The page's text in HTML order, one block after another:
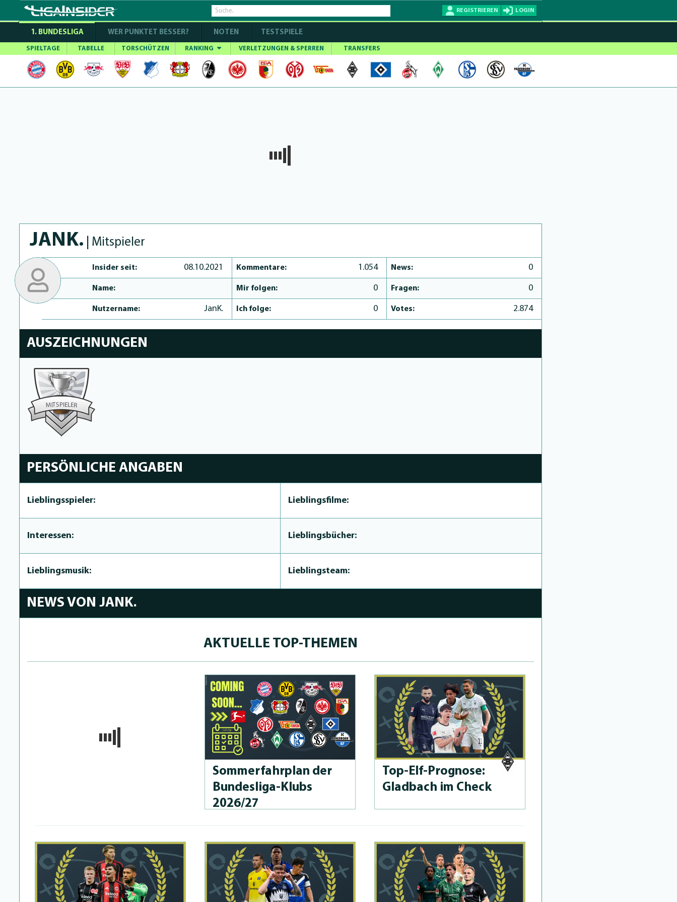
REGISTRIEREN LOGIN
1. BUNDESLIGA WER PUNKTET BESSER? NOTEN TESTSPIELE
SPIELTAGE TABELLE TORSCHÜTZEN RANKING VERLETZUNGEN & SPERREN TRANSFERS
JANK. | Mitspieler
Insider seit: 08.10.2021 Kommentare: 1.054 News: 0
Name: Mir folgen: 0 Fragen: 0
Nutzername: JanK. Ich folge: 0 Votes: 2.874
AUSZEICHNUNGEN
MIT SPIELER
PERSÖNLICHE ANGABEN
Lieblingsspieler: Lieblingsfilme:
Interessen: Lieblingsbücher:
Lieblingsmusik: Lieblingsteam:
NEWS VON JANK.
AKTUELLE TOP-THEMEN
Som­merfahrplan der
Bun­des­li­ga-Klubs
2026/27
Top-Elf-Prog­no­se:
Gladbach im Check